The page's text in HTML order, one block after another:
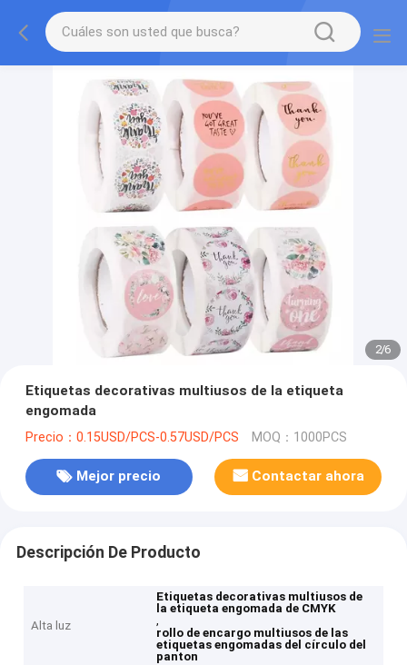
2/6
Etiquetas decorativas multiusos de la etiqueta
engomada
Precio：0.15USD/PCS-0.57USD/PCS MOQ：1000PCS
Mejor precio Contactar ahora
Descripción De Producto
Alta luz
Etiquetas decorativas multiusos de
la etiqueta engomada de CMYK
,
rollo de encargo multiusos de las
etiquetas engomadas del círculo del
panton